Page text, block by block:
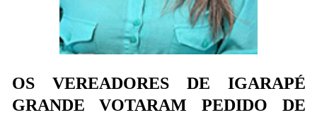
OS VEREADORES DE IGARAPÉ
GRANDE VOTARAM PEDIDO DE